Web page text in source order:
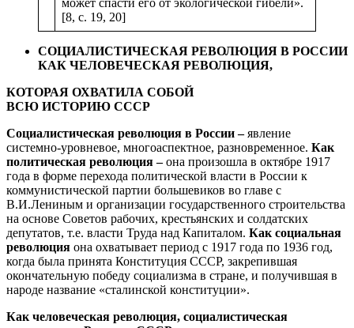
[8, с. 19, 20]
СОЦИАЛИСТИЧЕСКАЯ РЕВОЛЮЦИЯ В РОССИИ
КАК ЧЕЛОВЕЧЕСКАЯ РЕВОЛЮЦИЯ,
КОТОРАЯ ОХВАТИЛА СОБОЙ
ВСЮ ИСТОРИЮ СССР
Социалистическая революция в России –явление
системно-уровневое, многоаспектное, разновременное. Как
политическая революция –она произошла в октябре 1917
года в форме перехода политической власти в России к
коммунистической партии большевиков во главе с
В.И.Лениным и организации государственного строительства
на основе Советов рабочих, крестьянских и солдатских
депутатов, т.е. власти Труда над Капиталом. Как социальная
революция она охватывает период с 1917 года по 1936 год,
когда была принята Конституция СССР, закрепившая
окончательную победу социализма в стране, и получившая в
народе название «сталинской конституции».
Как человеческая революция, социалистическая